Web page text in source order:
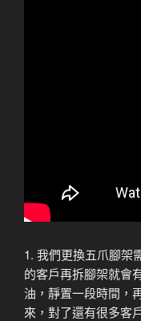
1. 我們更換五爪腳架
的客戶再拆腳架就會
油，靜置一段時間，
來，對了還有很多客